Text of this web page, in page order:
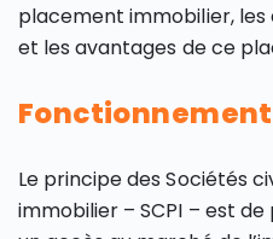
placement immobilier, les
et les avantages de ce
Fonctionnement
Le principe des Sociétés
immobilier – SCPI – est